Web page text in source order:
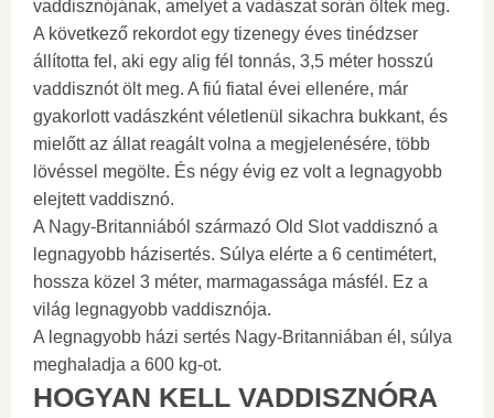
vaddisznójának, amelyet a vadászat során öltek meg.
A következő rekordot egy tizenegy éves tinédzser
állította fel, aki egy alig fél tonnás, 3,5 méter hosszú
vaddisznót ölt meg. A fiú fiatal évei ellenére, már
gyakorlott vadászként véletlenül sikachra bukkant, és
mielőtt az állat reagált volna a megjelenésére, több
lövéssel megölte. És négy évig ez volt a legnagyobb
elejtett vaddisznó.
A Nagy-Britanniából származó Old Slot vaddisznó a
legnagyobb házisertés. Súlya elérte a 6 centimétert,
hossza közel 3 méter, marmagassága másfél. Ez a
világ legnagyobb vaddisznója.
A legnagyobb házi sertés Nagy-Britanniában él, súlya
meghaladja a 600 kg-ot.
HOGYAN KELL VADDISZNÓRA